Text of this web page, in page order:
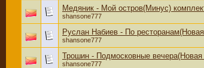
Медяник - Мой остров(Минус)
shansone777
Руслан Набиев - По
shansone777
Трошин - Подмосковные
shansone777